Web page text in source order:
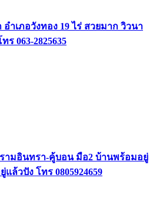
เภอวังทอง 19 ไร่ สวยมาก วิวนา
ร 063-2825635
ามอินทรา-คู้บอน มือ2 บ้านพร้อมอยู่
ล้วปัง โทร 0805924659